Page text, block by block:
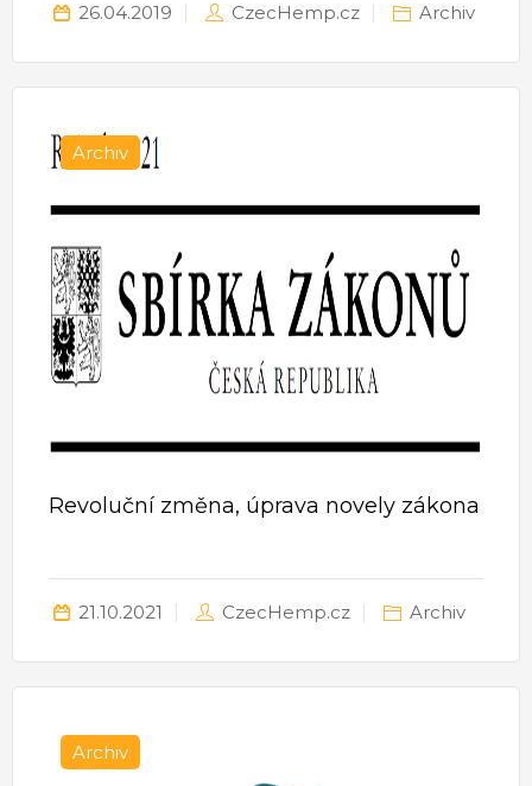
26.04.2019 CzecHemp.cz Archiv
Archiv
Revoluční změna, úprava novely zákona
21.10.2021 CzecHemp.cz Archiv
Archiv